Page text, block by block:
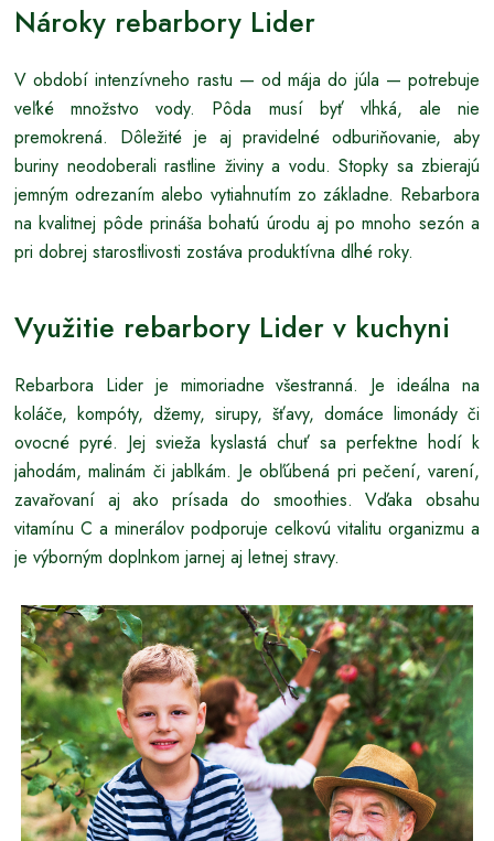
Nároky rebarbory Lider
V období intenzívneho rastu — od mája do júla — potrebuje
veľké množstvo vody. Pôda musí byť vlhká, ale nie
premokrená. Dôležité je aj pravidelné odburiňovanie, aby
buriny neodoberali rastline živiny a vodu. Stopky sa zbierajú
jemným odrezaním alebo vytiahnutím zo základne. Rebarbora
na kvalitnej pôde prináša bohatú úrodu aj po mnoho sezón a
pri dobrej starostlivosti zostáva produktívna dlhé roky.
Využitie rebarbory Lider v kuchyni
Rebarbora Lider je mimoriadne všestranná. Je ideálna na
koláče, kompóty, džemy, sirupy, šťavy, domáce limonády či
ovocné pyré. Jej svieža kyslastá chuť sa perfektne hodí k
jahodám, malinám či jablkám. Je obľúbená pri pečení, varení,
zavařovaní aj ako prísada do smoothies. Vďaka obsahu
vitamínu C a minerálov podporuje celkovú vitalitu organizmu a
je výborným doplnkom jarnej aj letnej stravy.